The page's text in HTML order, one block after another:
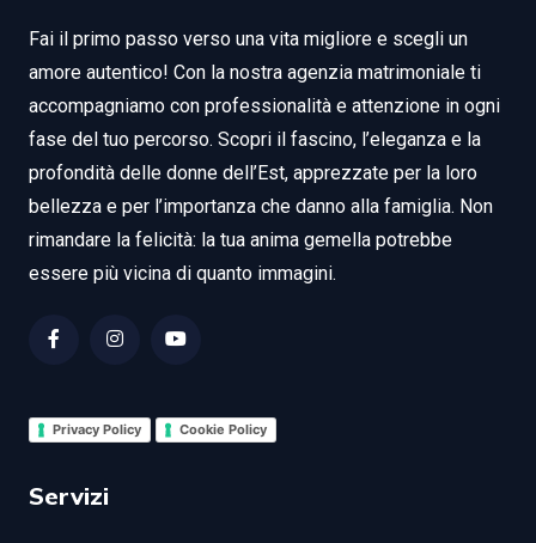
Fai il primo passo verso una vita migliore e scegli un
amore autentico! Con la nostra agenzia matrimoniale ti
accompagniamo con professionalità e attenzione in ogni
fase del tuo percorso. Scopri il fascino, l’eleganza e la
profondità delle donne dell’Est, apprezzate per la loro
bellezza e per l’importanza che danno alla famiglia. Non
rimandare la felicità: la tua anima gemella potrebbe
essere più vicina di quanto immagini.
Privacy Policy Cookie Policy
Servizi